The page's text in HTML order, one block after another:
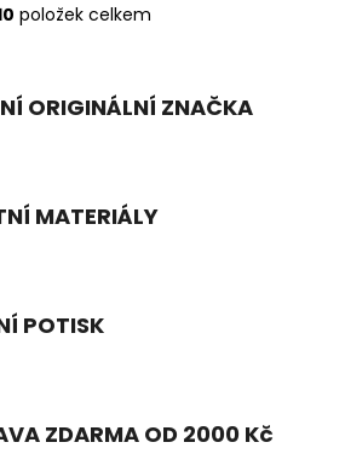
O
á
í
k
p
i
položek celkem
ORIGINÁLNÍ ZNAČKA
MATERIÁLY
POTISK
ZDARMA OD 2000 Kč